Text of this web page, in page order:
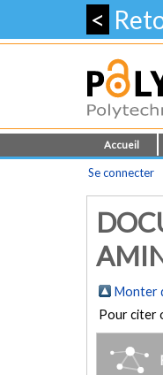
<
Accueil
Se connecter
Monter
Pour citer